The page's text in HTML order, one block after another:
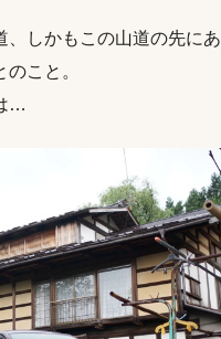
、しかもこの山道の先にあ
こと。
…